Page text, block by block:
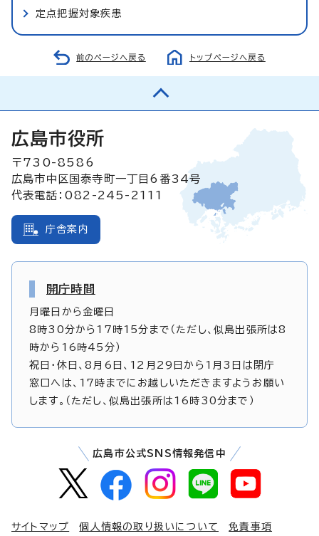
定点把握対象疾患
前のページへ戻る トップページへ戻る
広島市役所
〒730-8586
広島市中区国泰寺町一丁目6番34号
代表電話：082-245-2111
庁舎案内
開庁時間
月曜日から金曜日
8時30分から17時15分まで（ただし、似島出張所は8
時から16時45分）
祝日・休日、8月6日、12月29日から1月3日は閉庁
窓口へは、17時までにお越しいただきますようお願い
します。（ただし、似島出張所は16時30分まで）
広島市公式SNS情報発信中
サイトマップ 個人情報の取り扱いについて 免責事項